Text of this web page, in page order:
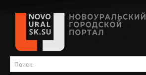
Поиск